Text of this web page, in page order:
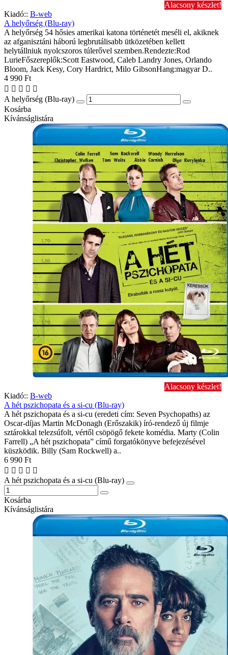
Alacsony készlet!
Kiadó:: B-web
A helyőrség (Blu-ray)
A helyőrség 54 hősies amerikai katona történetét meséli el, akiknek
az afganisztáni háború legbrutálisabb ütközetében kellett
helytállniuk nyolcszoros túlerővel szemben.Rendezte:Rod
LurieFőszereplők:Scott Eastwood, Caleb Landry Jones, Orlando
Bloom, Jack Kesy, Cory Hardrict, Milo GibsonHang:magyar D..
4 990 Ft
A helyőrség (Blu-ray)
Kosárba
Kívánságlistára
Alacsony készlet!
Kiadó:: B-web
A hét pszichopata és a si-cu (Blu-ray)
A hét pszichopata és a si-cu (eredeti cím: Seven Psychopaths) az
Oscar-díjas Martin McDonagh (Erőszakik) író-rendező új filmje
sztárokkal telezsúfolt, vértől csöpögő fekete komédia. Marty (Colin
Farrell) „A hét pszichopata” című forgatókönyve befejezésével
küszködik. Billy (Sam Rockwell) a..
6 990 Ft
A hét pszichopata és a si-cu (Blu-ray)
Kosárba
Kívánságlistára